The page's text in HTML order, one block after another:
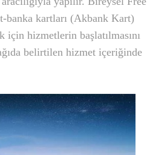
banka kartları (Akbank Kart)
hizmetlerin başlatılmasını
belirtilen hizmet içeriğinde